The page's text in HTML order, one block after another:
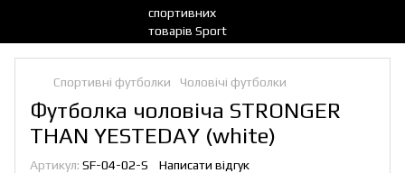
Спортивні футболки Чоловічі футболки
Футболка чоловіча STRONGER
THAN YESTEDAY (white)
Артикул: SF-04-02-S Написати відгук